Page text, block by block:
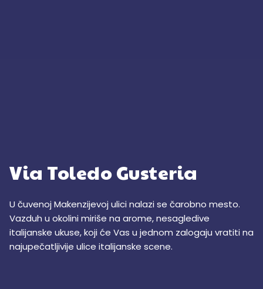
Via Toledo Gusteria
U čuvenoj Makenzijevoj ulici nalazi se čarobno mesto.
Vazduh u okolini miriše na arome, nesagledive
italijanske ukuse, koji će Vas u jednom zalogaju vratiti na
najupečatljivije ulice italijanske scene.